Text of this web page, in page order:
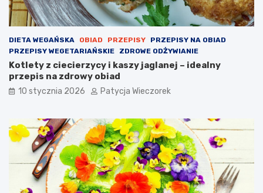
DIETA WEGAŃSKA OBIAD PRZEPISY
PRZEPISY NA OBIAD
PRZEPISY WEGETARIAŃSKIE
ZDROWE ODŻYWIANIE
Kotlety z ciecierzycy i kaszy jaglanej – idealny
przepis na zdrowy obiad
10 stycznia 2026 Patycja Wieczorek